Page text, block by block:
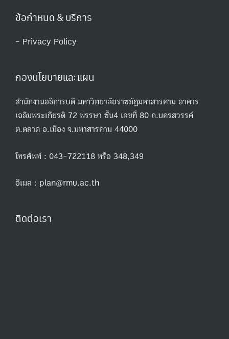
ข้อกำหนด & บริการ
- Privacy Policy
กองนโยบายและแผน
สำนักงานอธิการบดี มหาวิทยาลัยราชภัฏมหาสารคาม อาคาร
เฉลิมพระเกียรติ 72 พรรษา ชั้น4 เลขที่ 80 ถ.นครสวรรค์
ต.ตลาด อ.เมือง จ.มหาสารคาม 44000
โทรศัพท์ : 043-722118 หรือ 348,349
อีเมล : plan@rmu.ac.th
ติดต่อเรา